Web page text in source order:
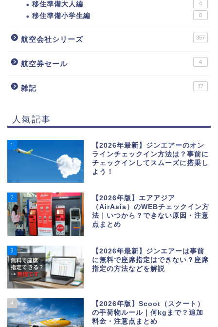
移住準備大人編 4
移住準備小学生編 8
航空会社シリーズ 357
航空券セール 4
雑記 17
人氣記事
1
【2026年最新】ジンエアーのオン
ラインチェックイン方法は？事前に
チェックインしてスムーズに搭乗し
よう！
2
【2026年版】エアアジア
（AirAsia）のWEBチェックイン方
法｜いつから？できない原因・注意
点まとめ
3
【2026年最新】ジンエアーは事前
に無料で座席指定はできない？座席
指定の方法などを解説
4
【2026年版】Scoot（スクート）
の手荷物ルール｜何kgまで？追加
料金・注意点まとめ